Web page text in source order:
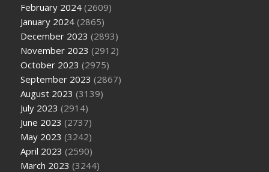
February 2024 (2609)
January 2024 (2865)
December 2023 (2893)
November 2023 (2912)
October 2023 (2975)
September 2023 (2867)
August 2023 (3139)
July 2023 (2914)
June 2023 (2737)
May 2023 (3242)
April 2023 (2590)
March 2023 (3244)